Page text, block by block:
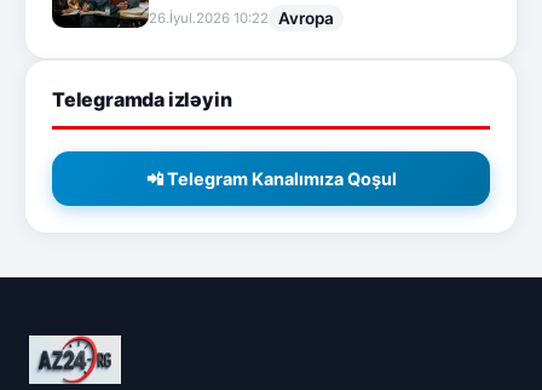
26.İyul.2026 10:22 Avropa
Telegramda izləyin
📲 Telegram Kanalımıza Qoşul